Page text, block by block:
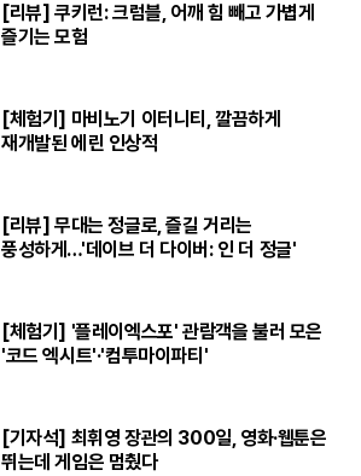
[리뷰] 쿠키런: 크럼블, 어깨 힘 빼고 가볍게
즐기는 모험
[체험기] 마비노기 이터니티, 깔끔하게
재개발된 에린 인상적
[리뷰] 무대는 정글로, 즐길 거리는
풍성하게…'데이브 더 다이버: 인 더 정글'
[체험기] '플레이엑스포' 관람객을 불러 모은
'코드 엑시트'·'컴투마이파티'
[기자석] 최휘영 장관의 300일, 영화·웹툰은
뛰는데 게임은 멈췄다